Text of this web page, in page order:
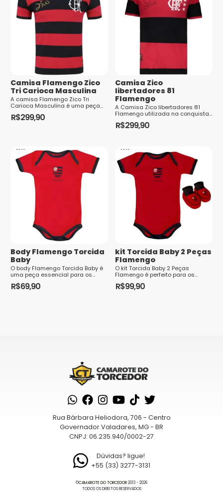
Nome*
como seus dados em comentários são
processados
Camisa Flamengo Zico
Tri Carioca Masculina
A camisa Flamengo Zico Tri
Carioca Masculina é uma peça
icônica para os torcedores rubro-
negros. Com design inspirado
R$299,90
tem
várias
variantes.
podem
escolhidas
página
do
produto
Camisa Zico
libertadores 81
Flamengo
A Camisa Zico libertadores 81
Flamengo utilizada na conquista
da Copa Libertadores de 1981,
comandada pelo ídolo Zico, é um
R$299,90
produto
tem
várias
variantes.
opções
podem
escolhidas
na
página
do
produto
Body Flamengo Torcida
Baby
O body Flamengo Torcida Baby é
uma peça essencial para os
pequenos torcedores do Mengão.
É a maneira perfeita de vestir o
R$69,90
kit Torcida Baby 2 Peças
Flamengo
O kit Torcida Baby 2 Peças
Flamengo é perfeito para os
pequenos torcedores rubro-
negros. Composto por um body e
R$99,90
opções
podem
escolhidas
na
página
do
produto
Rua Bárbara Heliodora, 706 - Centro
Governador Valadares, MG - BR
CNPJ: 06.235.940/0002-27
Dúvidas? ligue!
+55 (33) 3277-3131
©CAMAROTE DO TORCEDOR2013 - 2026
TODOS OS DIREITOS RESERVADOS